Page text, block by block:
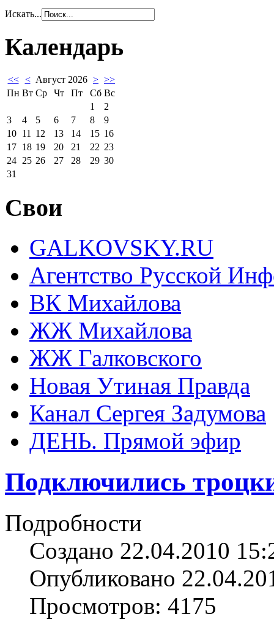
Искать...
Календарь
<< < Август 2026 > >>
Пн Вт Ср Чт Пт Сб Вс
1
2
3
4 5 6 7 8
9
10 11 12 13 14 15 16
17 18 19 20 21 22 23
24 25 26 27 28 29 30
31
Свои
GALKOVSKY.RU
Агентство Русской
ВК Михайлова
ЖЖ Михайлова
ЖЖ Галковского
Новая Утиная Правда
Канал Сергея Задумова
ДЕНЬ. Прямой эфир
Подключились
Подробности
Создано 22.04.2010
Опубликовано
Просмотров: 4175